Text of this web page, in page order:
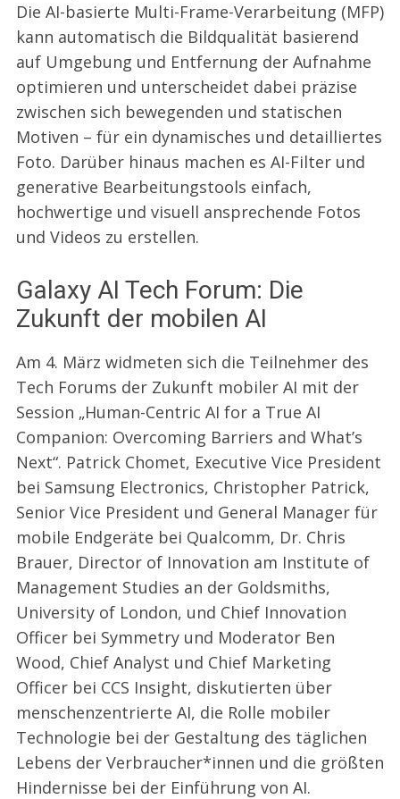
Die AI-basierte Multi-Frame-Verarbeitung (MFP)
kann automatisch die Bildqualität basierend
auf Umgebung und Entfernung der Aufnahme
optimieren und unterscheidet dabei präzise
zwischen sich bewegenden und statischen
Motiven – für ein dynamisches und detailliertes
Foto. Darüber hinaus machen es AI-Filter und
generative Bearbeitungstools einfach,
hochwertige und visuell ansprechende Fotos
und Videos zu erstellen.
Galaxy AI Tech Forum: Die
Zukunft der mobilen AI
Am 4. März widmeten sich die Teilnehmer des
Tech Forums der Zukunft mobiler AI mit der
Session „Human-Centric AI for a True AI
Companion: Overcoming Barriers and What’s
Next“. Patrick Chomet, Executive Vice President
bei Samsung Electronics, Christopher Patrick,
Senior Vice President und General Manager für
mobile Endgeräte bei Qualcomm, Dr. Chris
Brauer, Director of Innovation am Institute of
Management Studies an der Goldsmiths,
University of London, und Chief Innovation
Officer bei Symmetry und Moderator Ben
Wood, Chief Analyst und Chief Marketing
Officer bei CCS Insight, diskutierten über
menschenzentrierte AI, die Rolle mobiler
Technologie bei der Gestaltung des täglichen
Lebens der Verbraucher*innen und die größten
Hindernisse bei der Einführung von AI.